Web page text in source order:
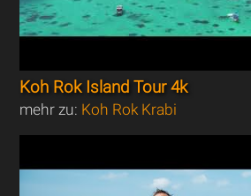
Koh Rok Island Tour 4k
mehr zu: Koh Rok Krabi